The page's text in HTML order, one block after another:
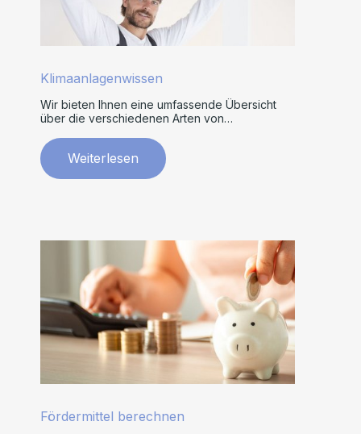
Klimaanlagenwissen
Wir bieten Ihnen eine umfassende Übersicht
über die verschiedenen Arten von
Weiterlesen
Fördermittel berechnen